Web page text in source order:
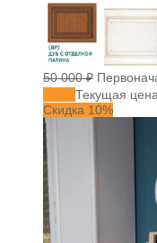
50 000₽
Текущая
Скидка 10%